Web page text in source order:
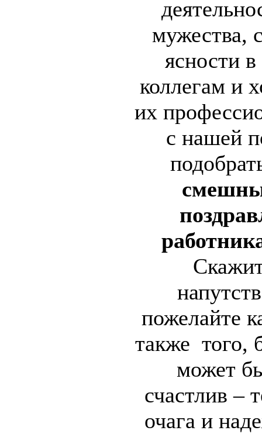
мужества,
ясности
коллегам и
их
с нашей
пожелайте
также того,
может
счастлив –
очага и